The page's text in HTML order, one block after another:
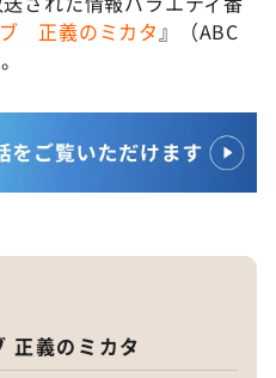
正義のミカタ』（ABC
正義のミカタ